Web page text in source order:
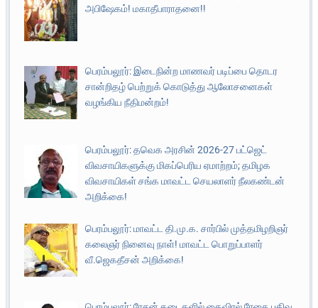
அபிஷேகம்! மகாதீபாராதனை!!
பெரம்பலூர்: இடைநின்ற மாணவர் படிப்பை தொடர
சான்றிதழ் பெற்றுக் கொடுத்து ஆலோசனைகள்
வழங்கிய நீதிமன்றம்!
பெரம்பலூர்: தவெக அரசின் 2026-27 பட்ஜெட்
விவசாயிகளுக்கு மிகப்பெரிய ஏமாற்றம்; தமிழக
விவசாயிகள் சங்க மாவட்ட செயலாளர் நீலகண்டன்
அறிக்கை!
பெரம்பலூர்: மாவட்ட தி.மு.க. சார்பில் முத்தமிழறிஞர்
கலைஞர் நினைவு நாள்! மாவட்ட பொறுப்பாளர்
வீ.ஜெகதீசன் அறிக்கை!